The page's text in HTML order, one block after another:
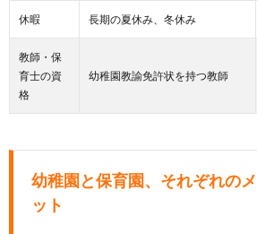
休暇 長期の夏休み、冬休み
教師・保
育士の資
格
幼稚園教諭免許状を持つ教師
幼稚園と保育園、それぞれの
ット